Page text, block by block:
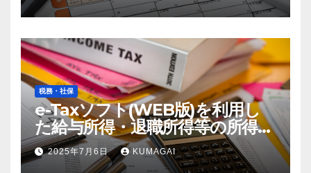
税務・社保
e-Taxソフト(WEB版)を利用し
た給与所得・退職所得等の所得税
徴収高計算書の作成方法【令和7
年；2025年分】(創業4年目)
2025年7月6日 KUMAGAI